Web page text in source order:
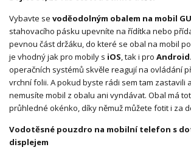
Vybavte se voděodolným obalem na mobil
stahovacího pásku upevníte na řídítka nebo
pevnou část držáku, do které se obal na mobil
je vhodný jak pro mobily s iOS, tak i pro Android
operačních systémů skvěle reagují na ovládání
vrchní folii. A pokud byste rádi sem tam zastavili
nemusíte mobil z obalu ani vyndávat. Obal má
průhledné okénko, díky němuž můžete fotit i za
Vodotěsné pouzdro na mobilní telefon s
displejem